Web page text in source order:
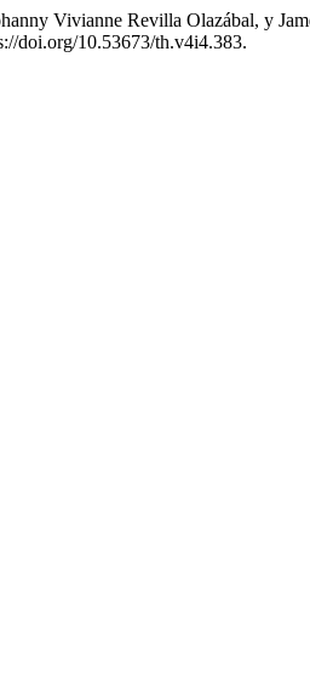
Vivianne Revilla Olazábal, y
doi.org/10.53673/th.v4i4.383.